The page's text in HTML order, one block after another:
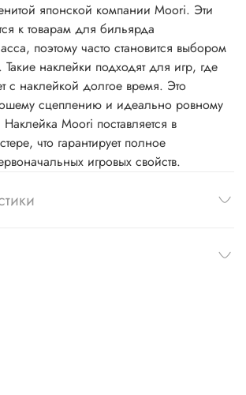
японской компании Moori. Эти
к товарам для бильярда
поэтому часто становится выбором
наклейки подходят для игр, где
с наклейкой долгое время. Это
сцеплению и идеально ровному
Moori поставляется в
что гарантирует полное
игровых свойств.